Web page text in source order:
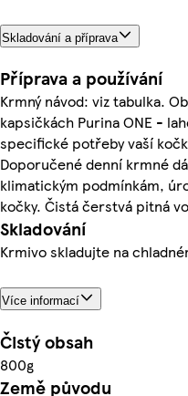
Skladování a příprava
Příprava a používání
Krmný návod: viz tabulka.
kapsičkách Purina ONE -
specifické potřeby vaší
Doporučené denní krmné
klimatickým podmínkám,
kočky. Čistá čerstvá pitná
Skladování
Krmivo skladujte na
Více informací
Čistý obsah
800g
Země původu